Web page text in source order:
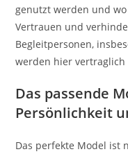
genutzt werden und
Vertrauen und
Begleitpersonen,
werden hier
Das passende
Persönlichkeit
Das perfekte Model ist